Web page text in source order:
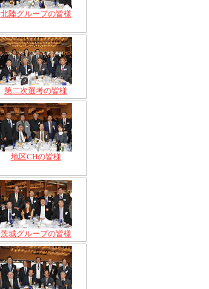
北陸グループの皆様
第二次選考の皆様
地区CHの皆様
茨城グループの皆様